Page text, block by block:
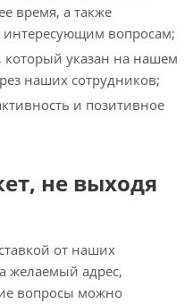
время, а также
интересующим вопросам;
указан на нашем
наших сотрудников;
и позитивное
не выходя
от наших
желаемый адрес,
вопросы можно